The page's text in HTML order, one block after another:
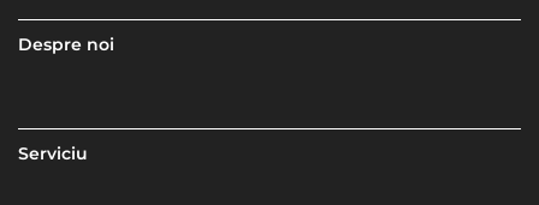
Despre noi
Serviciu